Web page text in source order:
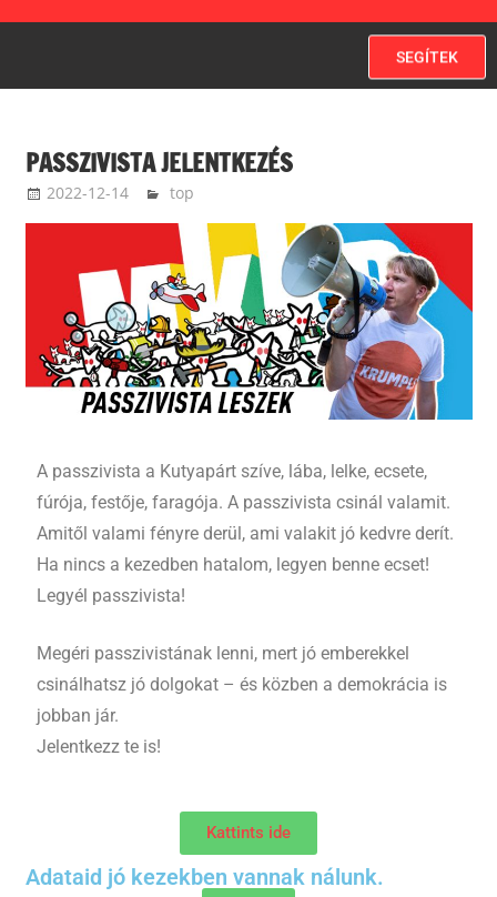
SEGÍTEK
PASSZIVISTA JELENTKEZÉS
2022-12-14 ketfarkukutya
top
A passzivista a Kutyapárt szíve, lába, lelke, ecsete,
fúrója, festője, faragója. A passzivista csinál valamit.
Amitől valami fényre derül, ami valakit jó kedvre derít.
Ha nincs a kezedben hatalom, legyen benne ecset!
Legyél passzivista!
Megéri passzivistának lenni, mert jó emberekkel
csinálhatsz jó dolgokat – és közben a demokrácia is
jobban jár.
Jelentkezz te is!
Kattints ide
Adataid jó kezekben vannak nálunk.